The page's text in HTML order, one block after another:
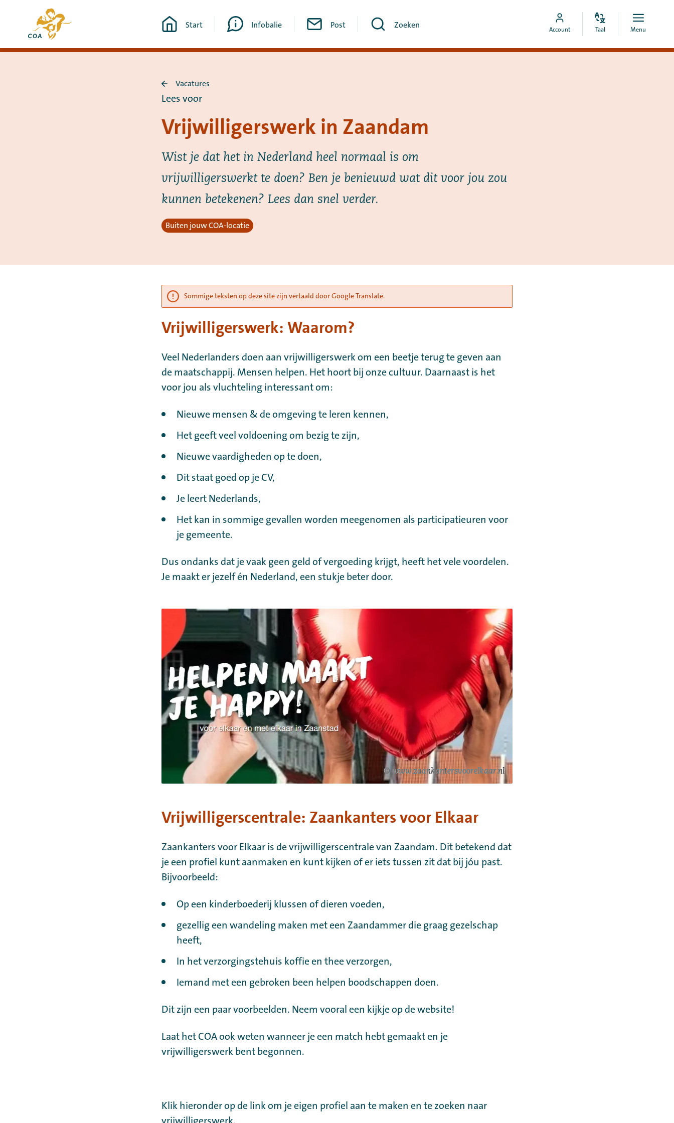
de
Naar
de
startpagina
Start Infobalie Post Zoeken
Ga
naar
Account
Pas
taal
Taal
Open
Menu
naar
Vacatures
Lees voor
Vrijwilligerswerk in Zaandam
Wist je dat het in Nederland heel normaal is om
vrijwilligerswerkt te doen? Ben je benieuwd wat dit voor jou zou
kunnen betekenen? Lees dan snel verder.
Buiten jouw COA-locatie
Sommige teksten op deze site zijn vertaald door Google Translate.
Vrijwilligerswerk: Waarom?
Veel Nederlanders doen aan vrijwilligerswerk om een beetje terug te geven aan
de maatschappij. Mensen helpen. Het hoort bij onze cultuur. Daarnaast is het
voor jou als vluchteling interessant om:
Nieuwe mensen & de omgeving te leren kennen,
Het geeft veel voldoening om bezig te zijn,
Nieuwe vaardigheden op te doen,
Dit staat goed op je CV,
Je leert Nederlands,
Het kan in sommige gevallen worden meegenomen als participatieuren voor
je gemeente.
Dus ondanks dat je vaak geen geld of vergoeding krijgt, heeft het vele voordelen.
Je maakt er jezelf én Nederland, een stukje beter door.
© www.zaankantersvoorelkaar.nl
Vrijwilligerscentrale: Zaankanters voor Elkaar
Zaankanters voor Elkaar is de vrijwilligerscentrale van Zaandam. Dit betekend dat
je een profiel kunt aanmaken en kunt kijken of er iets tussen zit dat bij jóu past.
Bijvoorbeeld:
Op een kinderboederij klussen of dieren voeden,
gezellig een wandeling maken met een Zaandammer die graag gezelschap
heeft,
In het verzorgingstehuis koffie en thee verzorgen,
Iemand met een gebroken been helpen boodschappen doen.
Dit zijn een paar voorbeelden. Neem vooral een kijkje op de website!
Laat het COA ook weten wanneer je een match hebt gemaakt en je
vrijwilligerswerk bent begonnen.
Klik hieronder op de link om je eigen profiel aan te maken en te zoeken naar